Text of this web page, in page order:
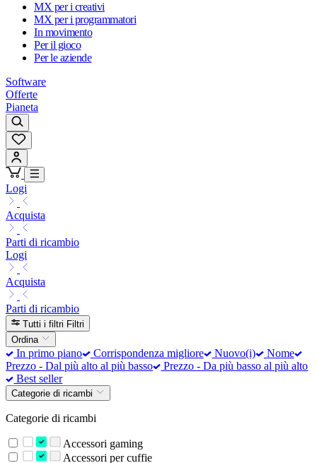
MX per i creativi
MX per i programmatori
In movimento
Per il gioco
Per le aziende
Software
Offerte
Pianeta
Logi
Acquista
Parti di ricambio
Logi
Acquista
Parti di ricambio
Tutti i filtri Filtri
Ordina
In primo piano Corrispondenza migliore Nuovo(i)
Nome
Prezzo - Dal più alto al più basso
Prezzo - Da più basso al più alto
Best seller
Categorie di ricambi
Categorie di ricambi
Accessori gaming
Accessori per cuffie